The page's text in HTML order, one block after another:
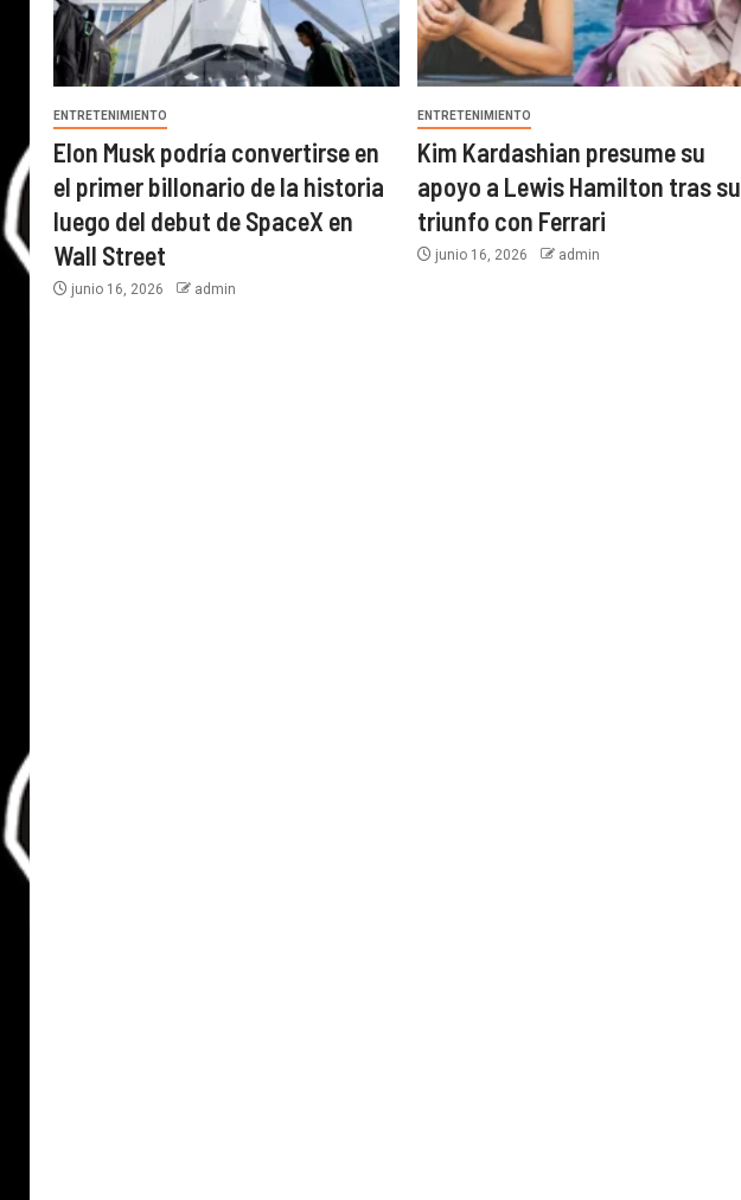
ENTRETENIMIENTO
Elon Musk podría convertirse en
el primer billonario de la historia
luego del debut de SpaceX en
Wall Street
junio 16, 2026 admin
ENTRETENIMIENTO
Kim Kardashian presume su
apoyo a Lewis Hamilton tras su
triunfo con Ferrari
junio 16, 2026 admin